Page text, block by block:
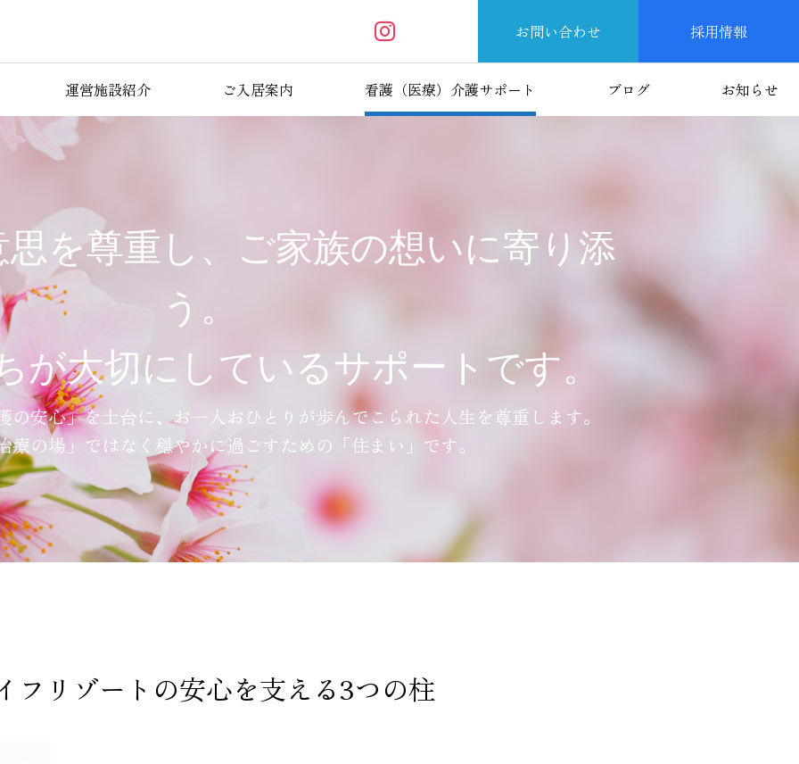
お問い合わせ 採用情報
運営施設紹介 ご入居案内 看護（医療）介護サポート ブログ お知らせ
を尊重し、ご家族の想いに寄り添
う。
が大切にしているサポートです。
安心」を土台に、お一人おひとりが歩んでこられた人生を尊重します。
療の場」ではなく穏やかに過ごすための「住まい」です。
フリゾートの安心を支える3つの柱